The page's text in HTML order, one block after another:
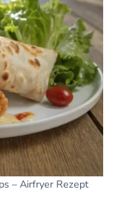
– Airfryer Rezept